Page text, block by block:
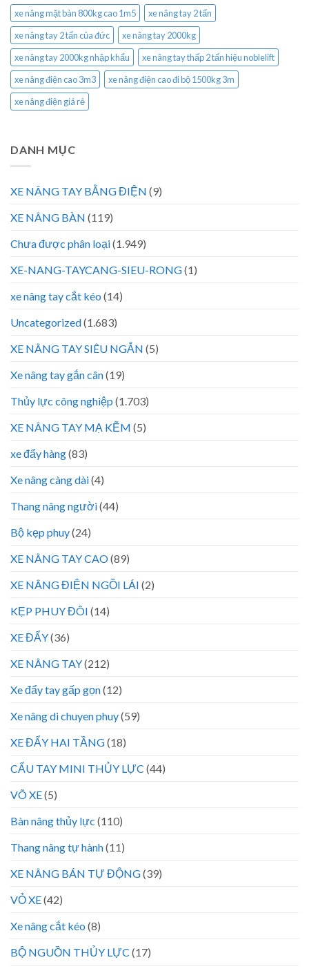
xe nâng mặt bàn 800kg cao 1m5
xe nâng tay 2 tấn
xe nâng tay 2 tấn của đức
xe nâng tay 2000kg
xe nâng tay 2000kg nhập khẩu
xe nâng tay thấp 2 tấn hiệu noblelift
xe nâng điện cao 3m3
xe nâng điện cao đi bộ 1500kg 3m
xe nâng điện giá rẻ
DANH MỤC
XE NÂNG TAY BẰNG ĐIỆN (9)
XE NÂNG BÀN (119)
Chưa được phân loại(1.949)
XE-NANG-TAYCANG-SIEU-RONG(1)
xe nâng tay cắt kéo (14)
Uncategorized(1.683)
XE NÂNG TAY SIÊU NGẮN (5)
Xe nâng tay gắn cân(19)
Thủy lực công nghiệp (1.703)
XE NÂNG TAY MẠ KẼM (5)
xe đẩy hàng(83)
Xe nâng càng dài(4)
Thang nâng người(44)
Bộ kẹp phuy(24)
XE NÂNG TAY CAO(89)
XE NÂNG ĐIỆN NGỒI LÁI (2)
KẸP PHUY ĐÔI (14)
XE ĐẨY(36)
XE NÂNG TAY(212)
Xe đẩy tay gấp gọn(12)
Xe nâng di chuyen phuy(59)
XE ĐẨY HAI TẦNG(18)
CẨU TAY MINI THỦY LỰC (44)
VÕ XE(5)
Bàn nâng thủy lực (110)
Thang nâng tự hành(11)
XE NÂNG BÁN TỰ ĐỘNG(39)
VỎ XE(42)
Xe nâng cắt kéo (8)
BỘ NGUỒN THỦY LỰC (17)